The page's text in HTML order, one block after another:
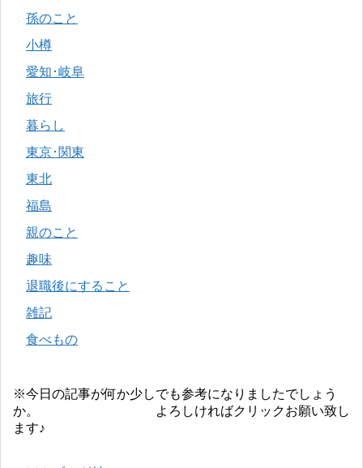
孫のこと
小樽
愛知･岐阜
旅行
暮らし
東京･関東
東北
福島
親のこと
趣味
退職後にすること
雑記
食べもの
※今日の記事が何か少しでも参考になりましたでしょう
か。 よろしければクリックお願い致し
ます♪